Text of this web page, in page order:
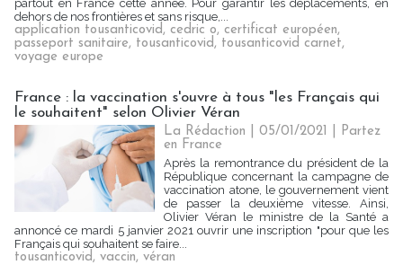
partout en France cette année. Pour garantir les déplacements, en
dehors de nos frontières et sans risque,...
application tousanticovid, cedric o, certificat européen,
passeport sanitaire, tousanticovid, tousanticovid carnet,
voyage europe
France : la vaccination s'ouvre à tous "les Français qui
le souhaitent" selon Olivier Véran
La Rédaction | 05/01/2021
Partez
en France
Après la remontrance du président de la
République concernant la campagne de
vaccination atone, le gouvernement vient
de passer la deuxième vitesse. Ainsi,
Olivier Véran le ministre de la Santé a
annoncé ce mardi 5 janvier 2021 ouvrir une inscription "pour que les
Français qui souhaitent se faire...
tousanticovid, vaccin, véran